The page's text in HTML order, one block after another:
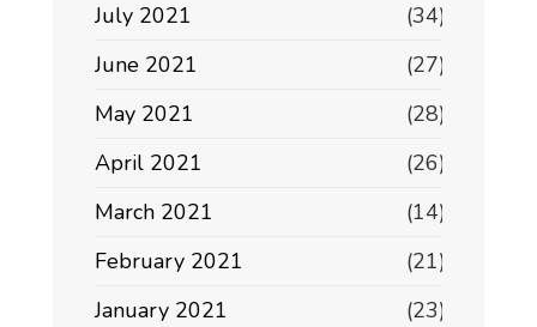
July 2021
(34)
June 2021
(27)
May 2021
(28)
April 2021
(26)
March 2021
(14)
February 2021
(21)
January 2021
(23)